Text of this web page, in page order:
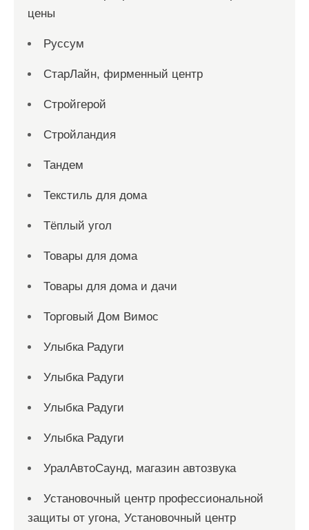
цены
Руссум
СтарЛайн, фирменный центр
Стройгерой
Стройландия
Тандем
Текстиль для дома
Тёплый угол
Товары для дома
Товары для дома и дачи
Торговый Дом Вимос
Улыбка Радуги
Улыбка Радуги
Улыбка Радуги
Улыбка Радуги
УралАвтоСаунд, магазин автозвука
Установочный центр профессиональной
защиты от угона, Установочный центр